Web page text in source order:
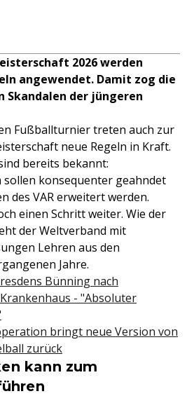
2026 werden
angewendet. Damit zog die
Skandalen der jüngeren
Fußballturnier treten auch zur
neue Regeln in Kraft.
bereits bekannt:
konsequenter geahndet
des VAR erweitert werden.
einen Schritt weiter. Wie der
der Weltverband mit
Lehren aus den
Jahre.
Bünning nach
- "Absoluter
bringt neue Version von
zurück
kann zum